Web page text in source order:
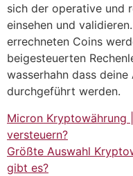
sich der operative und
einsehen und
errechneten Coins
beigesteuerten
wasserhahn dass
durchgeführt werden.
Micron Kryptowährung
versteuern?
Größte Auswahl
gibt es?